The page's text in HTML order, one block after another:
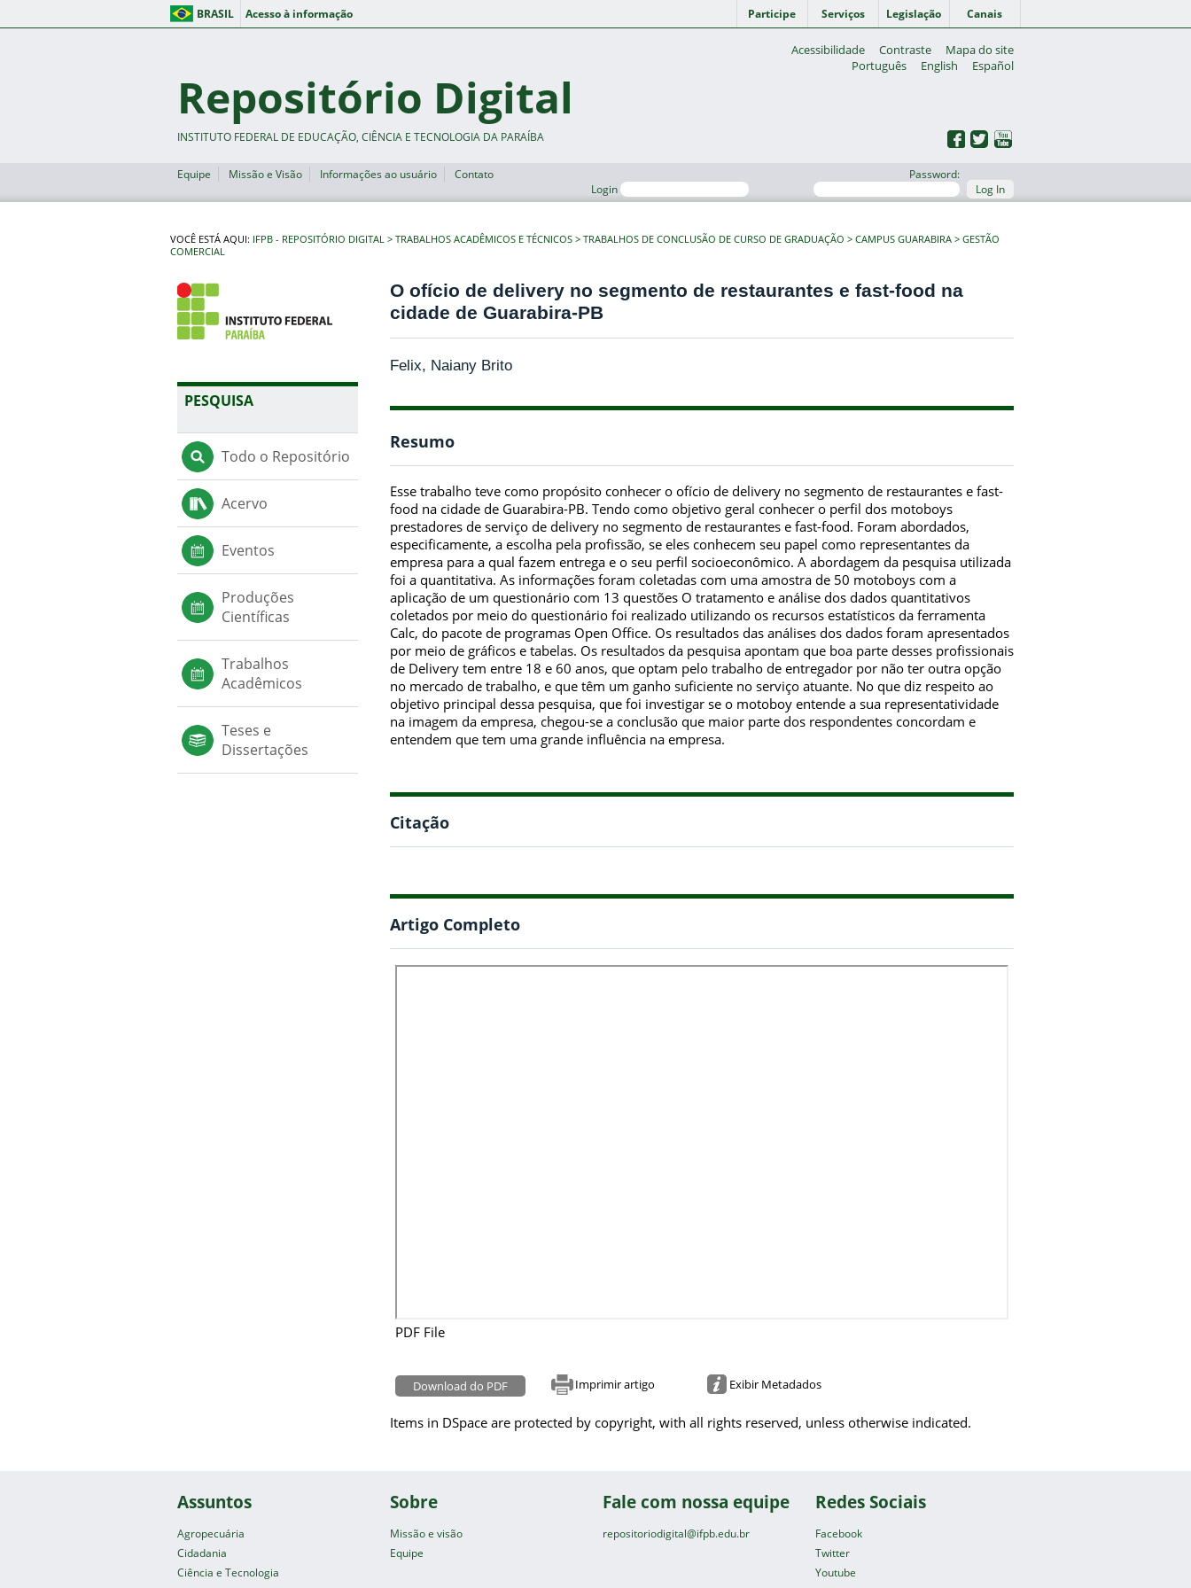
BRASIL Acesso à informação Participe Serviços Legislação Canais
Acessibilidade Contraste
Mapa do site
Português
English Español
Repositório Digital
INSTITUTO FEDERAL DE EDUCAÇÃO, CIÊNCIA E TECNOLOGIA DA PARAÍBA
Equipe Missão e Visão Informações ao usuário
Contato
Login
Password:
Log In
VOCÊ ESTÁ AQUI: IFPB - REPOSITÓRIO DIGITAL TRABALHOS ACADÊMICOS E TÉCNICOS TRABALHOS DE CONCLUSÃO DE CURSO DE GRADUAÇÃO CAMPUS GUARABIRA
GESTÃO
COMERCIAL
PESQUISA
Todo o Repositório
Acervo
Eventos
Produções
Científicas
Trabalhos
Acadêmicos
Teses e
Dissertações
O ofício de delivery no segmento de restaurantes e fast-food na
cidade de Guarabira-PB
Felix, Naiany Brito
Resumo
Esse trabalho teve como propósito conhecer o ofício de delivery no segmento de restaurantes e fast-
food na cidade de Guarabira-PB. Tendo como objetivo geral conhecer o perfil dos motoboys
prestadores de serviço de delivery no segmento de restaurantes e fast-food. Foram abordados,
especificamente, a escolha pela profissão, se eles conhecem seu papel como representantes da
empresa para a qual fazem entrega e o seu perfil socioeconômico. A abordagem da pesquisa utilizada
foi a quantitativa. As informações foram coletadas com uma amostra de 50 motoboys com a
aplicação de um questionário com 13 questões O tratamento e análise dos dados quantitativos
coletados por meio do questionário foi realizado utilizando os recursos estatísticos da ferramenta
Calc, do pacote de programas Open Office. Os resultados das análises dos dados foram apresentados
por meio de gráficos e tabelas. Os resultados da pesquisa apontam que boa parte desses profissionais
de Delivery tem entre 18 e 60 anos, que optam pelo trabalho de entregador por não ter outra opção
no mercado de trabalho, e que têm um ganho suficiente no serviço atuante. No que diz respeito ao
objetivo principal dessa pesquisa, que foi investigar se o motoboy entende a sua representatividade
na imagem da empresa, chegou-se a conclusão que maior parte dos respondentes concordam e
entendem que tem uma grande influência na empresa.
Citação
Artigo Completo
PDF File
Download do PDF Imprimir artigo Exibir Metadados
Items in DSpace are protected by copyright, with all rights reserved, unless otherwise indicated.
Assuntos
Agropecuária
Cidadania
Ciência e Tecnologia
Sobre
Missão e visão
Equipe
Fale com nossa equipe
repositoriodigital@ifpb.edu.br
Redes Sociais
Facebook
Twitter
Youtube